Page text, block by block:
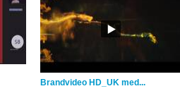
Brandvideo HD_UK med...